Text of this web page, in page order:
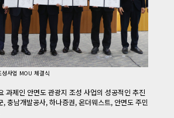
사업 MOU 체결식
과제인 안면도 관광지 조성 사업의 성공적인 추진
, 충남개발공사, 하나증권, 온더웨스트, 안면도 주민